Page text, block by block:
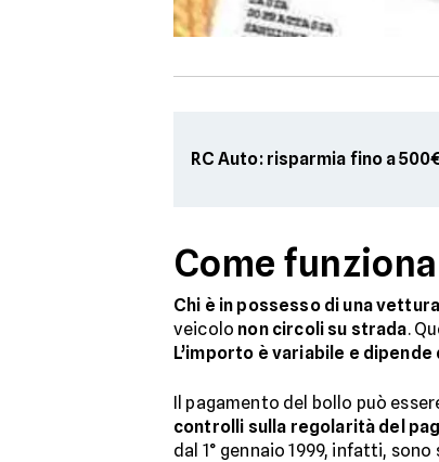
RC Auto: risparmia fino a
Come
Chi è in possesso di una vettura
veicolo non circoli su strada.
L’importo è variabile e
Il pagamento del bollo può
controlli sulla regolarità del
dal 1° gennaio 1999, infatti,